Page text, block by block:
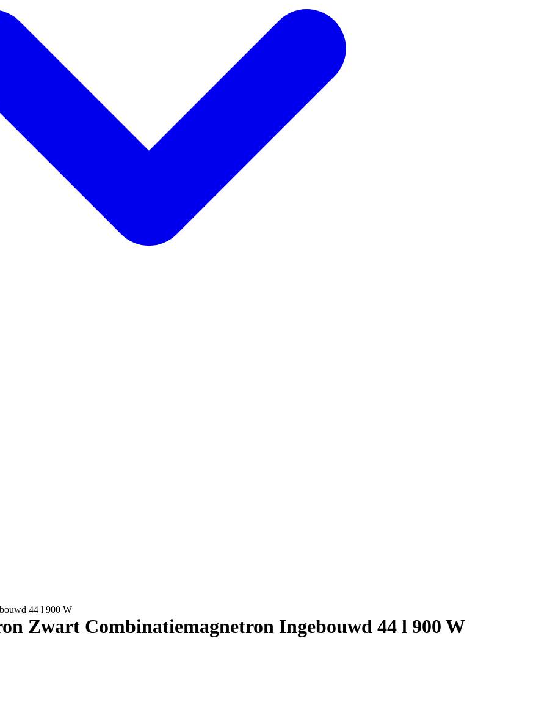
44 l 900 W
Zwart Combinatiemagnetron Ingebouwd 44 l 900 W